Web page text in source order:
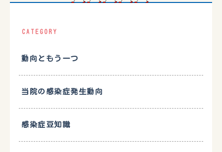
CATEGORY
動向ともう一つ
当院の感染症発生動向
感染症豆知識